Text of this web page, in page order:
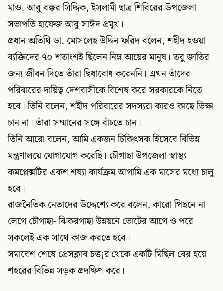
মাও. আবু বক্কর সিদ্দিক, ইসলামী ছাত্র শিবিরের উপজেলা
সভাপতি হাফেজ আবু সাঈদ প্রমুখ।
প্রধান অতিথি ডা. মোসলেহ উদ্দিন ফরিদ বলেন, শহীদ হওয়া
ব্যক্তিদের ৭০ শতাংশই ছিলেন নিম্ন আয়ের মানুষ। তবু জাতির
জন্য জীবন দিতে তাঁরা দ্বিধাবোধ করেননি। এখন তাঁদের
পরিবারের দায়িত্ব দেশবাসীকে বিশেষ করে সরকারকে নিতে
হবে। তিনি বলেন, শহীদ পরিবারের সদস্যরা কারও কাছে ভিক্ষা
চান না। তাঁরা সম্মানের সঙ্গে বাঁচতে চান।
তিনি আরো বলেন, আমি একজন চিকিৎসক হিসেবে বিভিন্ন
মন্ত্রণালয়ে যোগাযোগ করেছি। চৌগাছা উপজেলা স্বাস্থ্য
কমপ্লেক্সটির একশ শয্যা কার্যক্রম আগামি এক মাসের মধ্যে চালু
হবে।
রাজনৈতিক নেতাদের উদ্দেশ্যে করে বলেন, কারো পিছনে না
লেগে চৌগাছা- ঝিকরগাছা উন্নয়নে ভোটের আগে ও পরে
সকলেই এক সাথে কাজ করতে হবে।
সমাবেশ শেষে প্রেসক্লাব চত্ত¡র থেকে একটি মিছিল বের হয়ে
শহরের বিভিন্ন সড়ক প্রদক্ষিণ করে।